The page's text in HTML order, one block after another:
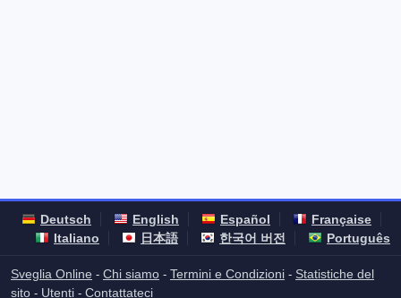
Deutsch English Español
Française
Italiano
日本語 한국어 버전 Português
Sveglia Online - Chi siamo - Termini e Condizioni - Statistiche del
sito - Utenti - Contattateci